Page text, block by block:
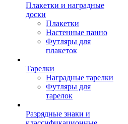
Плакетки и наградные
доски
Плакетки
Настенные панно
Футляры для
плакеток
Тарелки
Наградные тарелки
Футляры для
тарелок
Разрядные знаки и